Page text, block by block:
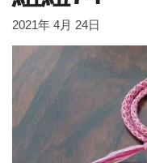
2021年 4月 24日